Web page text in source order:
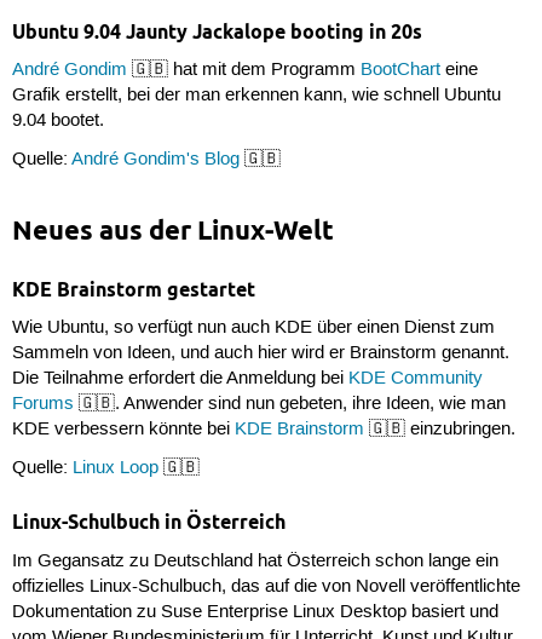
Ubuntu 9.04 Jaunty Jackalope booting in 20s
André Gondim 🇬🇧 hat mit dem Programm BootCharteine
Grafik erstellt, bei der man erkennen kann, wie schnell Ubuntu
9.04 bootet.
Quelle: André Gondim's Blog🇬🇧
Neues aus der Linux-Welt
KDE Brainstorm gestartet
Wie Ubuntu, so verfügt nun auch KDE über einen Dienst zum
Sammeln von Ideen, und auch hier wird er Brainstorm genannt.
Die Teilnahme erfordert die Anmeldung bei KDE Community
Forums 🇬🇧. Anwender sind nun gebeten, ihre Ideen, wie man
KDE verbessern könnte bei KDE Brainstorm 🇬🇧 einzubringen.
Quelle: Linux Loop🇬🇧
Linux-Schulbuch in Österreich
Im Gegansatz zu Deutschland hat Österreich schon lange ein
offizielles Linux-Schulbuch, das auf die von Novell veröffentlichte
Dokumentation zu Suse Enterprise Linux Desktop basiert und